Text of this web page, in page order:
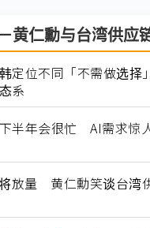
黄仁勳与台湾供应
定位不同「不需做选
系
半年会很忙 AI需求惊
放量 黄仁勳笑谈台湾